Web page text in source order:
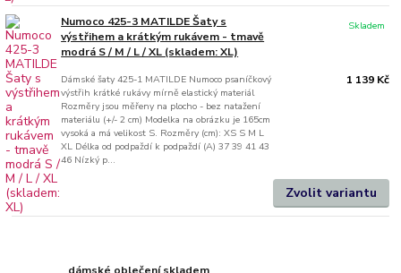
Numoco 425-3 MATILDE Šaty s
výstřihem a krátkým rukávem - tmavě
modrá S / M / L / XL (skladem: XL)
Dámské šaty 425-1 MATILDE Numoco psaníčkový
výstřih krátké rukávy mírně elastický materiál
Rozměry jsou měřeny na plocho - bez natažení
materiálu (+/- 2 cm) Modelka na obrázku je 165cm
vysoká a má velikost S. Rozměry (cm): XS S M L
XL Délka od podpaždí k podpaždí (A) 37 39 41 43
46 Nízký p...
1 139 Kč
Skladem
Zvolit variantu